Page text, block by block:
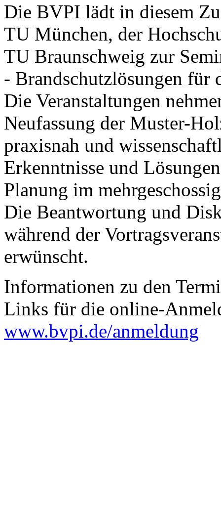
Die BVPI lädt in diesem
TU München, der
TU Braunschweig zur
- Brandschutzlösungen für
Die Veranstaltungen
Neufassung der Muster-
praxisnah und
Erkenntnisse und
Planung im
Die Beantwortung und
während der
erwünscht.
Informationen zu den
Links für die online-
www.bvpi.de/anmeldung